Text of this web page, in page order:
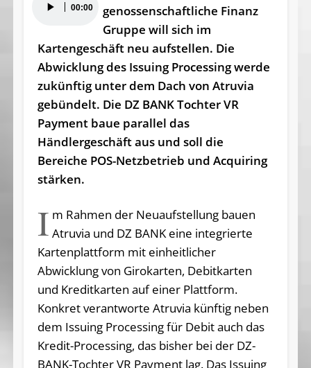
Player 00:00
genossenschaftliche Finanz
Gruppe will sich im
Kartengeschäft neu aufstellen. Die
Abwicklung des Issuing Processing werde
zukünftig unter dem Dach von Atruvia
gebündelt. Die DZ BANK Tochter VR
Payment baue parallel das
Händlergeschäft aus und soll die
Bereiche POS-Netzbetrieb und Acquiring
stärken.
I m Rahmen der Neuaufstellung bauen
Atruvia und DZ BANK eine integrierte
Kartenplattform mit einheitlicher
Abwicklung von Girokarten, Debitkarten
und Kreditkarten auf einer Plattform.
Konkret verantworte Atruvia künftig neben
dem Issuing Processing für Debit auch das
Kredit-Processing, das bisher bei der DZ-
BANK-Tochter VR Payment lag. Das Issuing